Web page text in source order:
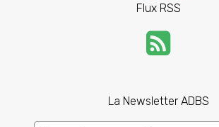
Flux RSS
La Newsletter ADBS